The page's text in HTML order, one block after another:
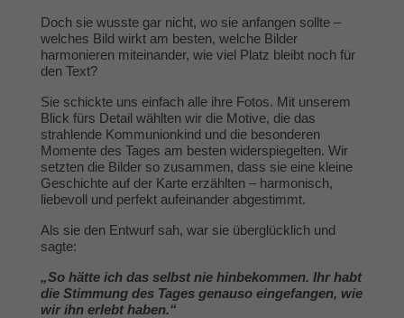
Doch sie wusste gar nicht, wo sie anfangen sollte –
welches Bild wirkt am besten, welche Bilder
harmonieren miteinander, wie viel Platz bleibt noch für
den Text?
Sie schickte uns einfach alle ihre Fotos. Mit unserem
Blick fürs Detail wählten wir die Motive, die das
strahlende Kommunionkind und die besonderen
Momente des Tages am besten widerspiegelten. Wir
setzten die Bilder so zusammen, dass sie eine kleine
Geschichte auf der Karte erzählten – harmonisch,
liebevoll und perfekt aufeinander abgestimmt.
Als sie den Entwurf sah, war sie überglücklich und
sagte:
„So hätte ich das selbst nie hinbekommen. Ihr habt
die Stimmung des Tages genauso eingefangen, wie
wir ihn erlebt haben.“